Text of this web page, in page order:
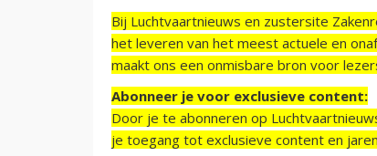
Bij Luchtvaartnieuws en zustersite
het leveren van het meest actuele en
maakt ons een onmisbare bron voor
Abonneer je voor exclusieve content:
Door je te abonneren op
je toegang tot exclusieve content en